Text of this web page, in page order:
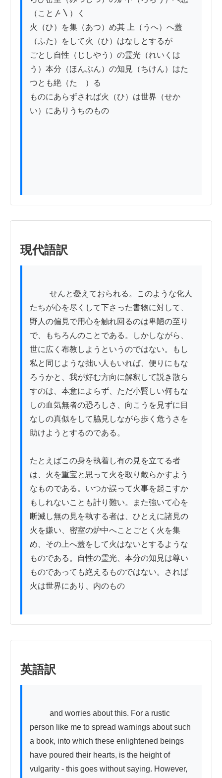
（こと〴〵）く
火（ひ）を集（あつ）め其 上（うへ）へ蓋
（ふた）をして火（ひ）はなしとするが
ごとし自性（じしやう）の霊光（れいくは
う）本分（ほんぶん）の知見（ちけん）はた
つとも絶（たゝ）るゝ
ものにあらずされば火（ひ）は世界（せか
い）にありうちのもの
現代語訳
たちが心を尽くして下さった書物に対して、
野人の偏見で用心を触れ回るのは卑陋の至り
で、もちろんのことである。しかしながら、
世に広く布教しようというのではない。もし
私と同じような拙い人もいれば、便りにもな
ろうかと、我が好む方向に解釈して説き散ら
すのは、本意によらず、ただ小賢しい何もな
しの血気無者の恐ろしさ、向こうを見ずに目
なしの真似をして脇見しながら歩く危うさを
助けようとするのである。
たとえばこの身を執着し有の見を立てる者
は、火を重宝と思って火を取り散らかすよう
なものである。いつか誤って火事を起こすか
もしれないことも計り難い。また強いて心を
断滅し無の見を執する者は、ひとえに諸見の
火を嫌い、密室の炉中へことごとく火を集
め、その上へ蓋をして火はないとするような
ものである。自性の霊光、本分の知見は尊い
ものであっても絶えるものではない。されば
火は世界にあり、内のもの
英語訳
person like me to spread warnings about such
a book, into which these enlightened beings
have poured their hearts, is the height of
vulgarity - this goes without saying. However,